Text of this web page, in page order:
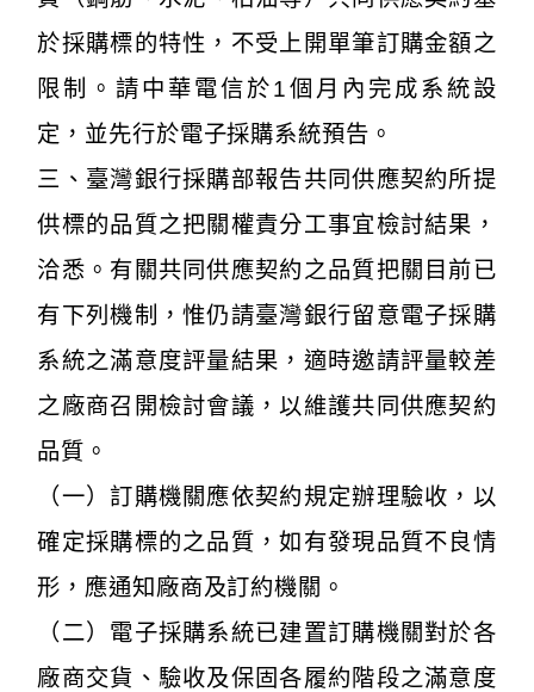
於採購標的特性，不受上開單筆訂購金額之
限制。請中華電信於1個月內完成系統設
定，並先行於電子採購系統預告。
三、臺灣銀行採購部報告共同供應契約所提
供標的品質之把關權責分工事宜檢討結果，
洽悉。有關共同供應契約之品質把關目前已
有下列機制，惟仍請臺灣銀行留意電子採購
系統之滿意度評量結果，適時邀請評量較差
之廠商召開檢討會議，以維護共同供應契約
品質。
（一）訂購機關應依契約規定辦理驗收，以
確定採購標的之品質，如有發現品質不良情
形，應通知廠商及訂約機關。
（二）電子採購系統已建置訂購機關對於各
廠商交貨、驗收及保固各履約階段之滿意度